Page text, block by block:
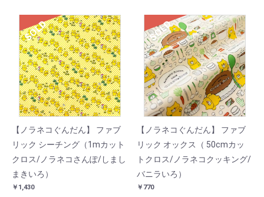
SOLD
【ノラネコぐんだん】 ファブ
リック シーチング（1mカット
クロス/ノラネコさんぽ/しまし
まきいろ）
￥1,430
SOLD
【ノラネコぐんだん】 ファブ
リック オックス（ 50cmカッ
トクロス/ノラネコクッキング/
バニラいろ）
￥770